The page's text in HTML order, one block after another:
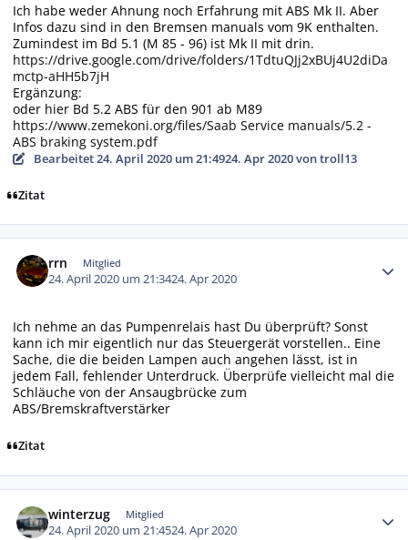
Ich habe weder Ahnung noch Erfahrung mit ABS Mk II. Aber
Infos dazu sind in den Bremsen manuals vom 9K enthalten.
Zumindest im Bd 5.1 (M 85 - 96) ist Mk II mit drin.
https://drive.google.com/drive/folders/1TdtuQJj2xBUj4U2diDa
mctp-aHH5b7jH
Ergänzung:
oder hier Bd 5.2 ABS für den 901 ab M89
https://www.zemekoni.org/files/Saab Service manuals/5.2 -
ABS braking system.pdf
Bearbeitet24. April 2020 um 21:4924. Apr 2020von troll13
Zitat
rrn Mitglied
24. April 2020 um 21:3424. Apr 2020
Ich nehme an das Pumpenrelais hast Du überprüft? Sonst
kann ich mir eigentlich nur das Steuergerät vorstellen.. Eine
Sache, die die beiden Lampen auch angehen lässt, ist in
jedem Fall, fehlender Unterdruck. Überprüfe vielleicht mal die
Schläuche von der Ansaugbrücke zum
ABS/Bremskraftverstärker
Zitat
winterzug Mitglied
24. April 2020 um 21:4524. Apr 2020